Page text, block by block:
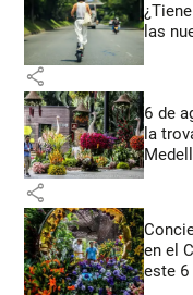
las
share
6 de
la
share
en el
este 6